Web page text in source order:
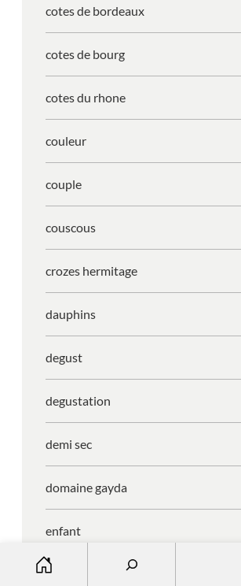
cotes de bordeaux
cotes de bourg
cotes du rhone
couleur
couple
couscous
crozes hermitage
dauphins
degust
degustation
demi sec
domaine gayda
enfant
entreprise